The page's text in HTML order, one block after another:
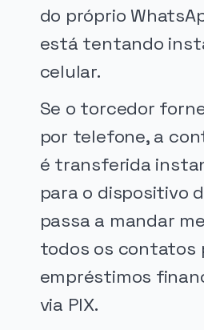
do próprio
está tentando
celular.
Se o torcedor
por telefone, a
é transferida
para o dispositivo
passa a mandar
todos os contatos
empréstimos
via PIX.